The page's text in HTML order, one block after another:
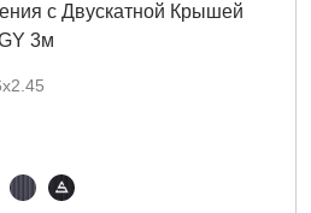
с Двускатной Крышей
3м